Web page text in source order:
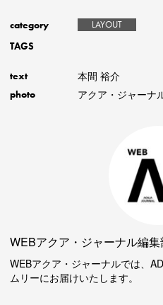
category LAYOUT
TAGS
text 本間 裕介
photo アクア・ジャーナ
WEBアクア・ジャーナル編集
WEBアクア・ジャーナルでは、
ムリーにお届けいたします。